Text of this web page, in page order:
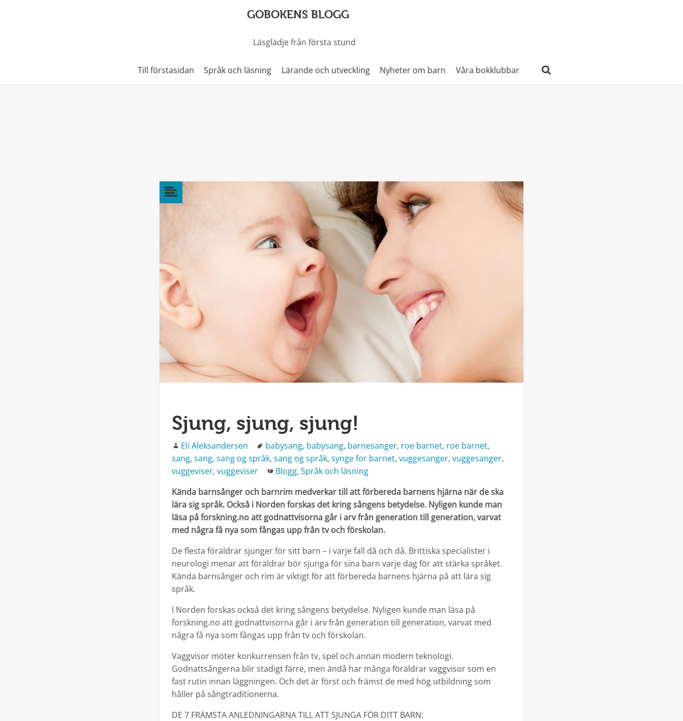
GOBOKENS BLOGG
Läsglädje från första stund
Till förstasidan Språk och läsning Lärande och utveckling Nyheter om barn
Våra bokklubbar
Sjung, sjung, sjung!
Författare
Eli Aleksandersen Taggar
babysang, babysang, barnesanger, roe barnet, roe barnet,
sang,sang,sang og språk,sang og språk,synge for barnet,vuggesanger,vuggesanger,
vuggeviser,vuggeviser Kategorier
Blogg,Språk och läsning
Kända barnsånger och barnrim medverkar till att förbereda barnens hjärna när de ska
lära sig språk. Också i Norden forskas det kring sångens betydelse. Nyligen kunde man
läsa på forskning.no att godnattvisorna går i arv från generation till generation, varvat
med några få nya som fångas upp från tv och förskolan.
De flesta föräldrar sjunger för sitt barn – i varje fall då och då. Brittiska specialister i
neurologi menar att föräldrar bör sjunga för sina barn varje dag för att stärka språket.
Kända barnsånger och rim är viktigt för att förbereda barnens hjärna på att lära sig
språk.
I Norden forskas också det kring sångens betydelse. Nyligen kunde man läsa på
forskning.no att godnattvisorna går i arv från generation till generation, varvat med
några få nya som fångas upp från tv och förskolan.
Vaggvisor möter konkurrensen från tv, spel och annan modern teknologi.
Godnattsångerna blir stadigt färre, men ändå har många föräldrar vaggvisor som en
fast rutin innan läggningen. Och det är först och främst de med hög utbildning som
håller på sångtraditionerna.
DE 7 FRÄMSTA ANLEDNINGARNA TILL ATT SJUNGA FÖR DITT BARN: